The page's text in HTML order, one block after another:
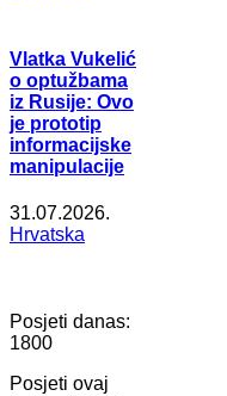
Vlatka Vukelić
o optužbama
iz Rusije: Ovo
je prototip
informacijske
manipulacije
31.07.2026.
Hrvatska
Posjeti danas:
1800
Posjeti ovaj